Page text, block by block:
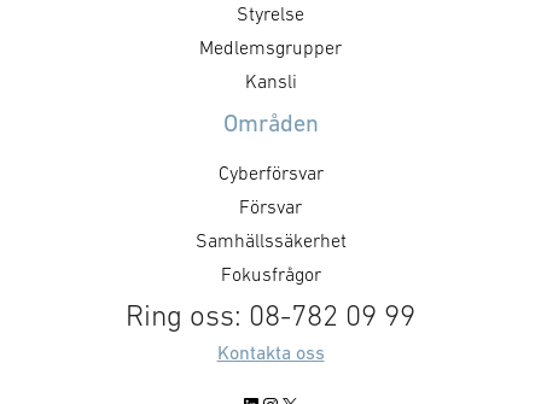
Styrelse
Medlemsgrupper
Kansli
Områden
Cyberförsvar
Försvar
Samhällssäkerhet
Fokusfrågor
Ring oss: 08-782 09 99
Kontakta oss